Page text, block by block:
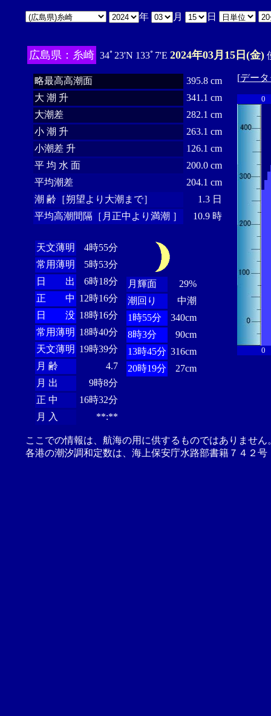
年 月 日
広島県：糸崎 34ﾟ23'N 133ﾟ7'E 2024年03月15日(金)
略最高高潮面
395.8 cm
大 潮 升
341.1 cm
大潮差
282.1 cm
小 潮 升
263.1 cm
小潮差 升
126.1 cm
平 均 水 面
200.0 cm
平均潮差
204.1 cm
潮 齢［朔望より大潮まで］
1.3 日
平均高潮間隔［月正中より満潮 ］
10.9 時
天文薄明
4時55分
常用薄明
5時53分
日 出
6時18分
正 中 12時16分
日 没 18時16分
常用薄明 18時40分
天文薄明 19時39分
月 齢
4.7
月 出
9時8分
正 中
16時32分
月 入
**:**
月輝面
29%
潮回り
中潮
1時55分
340cm
8時3分
90cm
13時45分 316cm
20時19分
27cm
[デー
0
0
ここでの情報は、航海の用に供するものではありませ
各港の潮汐調和定数は、海上保安庁水路部書籍７４２